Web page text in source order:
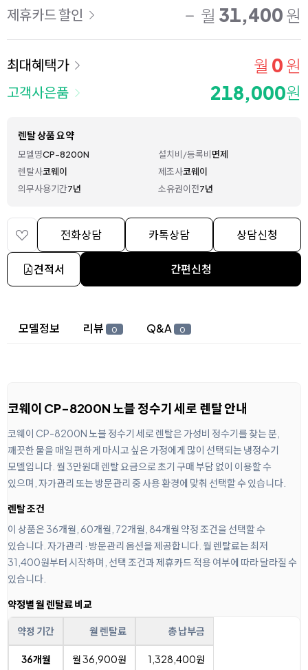
제휴카드 할인 월 31,400 원
최대혜택가 월 0 원
고객사은품 218,000원
렌탈 상품 요약
모델명CP-8200N 설치비/등록비면제
렌탈사코웨이 제조사코웨이
의무사용기간7년 소유권이전7년
전화상담 카톡상담 상담신청
견적서 간편신청
상세 정보
모델정보 리뷰 0 Q&A 0
코웨이 CP-8200N 노블 정수기 세로 렌탈 안내
코웨이 CP-8200N 노블 정수기 세로 렌탈은 가성비 정수기를 찾는 분,
깨끗한 물을 매일 편하게 마시고 싶은 가정에게 많이 선택되는 냉정수기
모델입니다. 월 3만원대 렌탈 요금으로 초기 구매 부담 없이 이용할 수
있으며, 자가관리 또는 방문관리 중 사용 환경에 맞춰 선택할 수 있습니다.
렌탈 조건
이 상품은 36개월, 60개월, 72개월, 84개월 약정 조건을 선택할 수
있습니다. 자가관리 · 방문관리 옵션을 제공합니다. 월 렌탈료는 최저
31,400원부터 시작하며, 선택 조건과 제휴카드 적용 여부에 따라 달라질 수
있습니다.
약정별 월 렌탈료 비교
약정 기간 월 렌탈료 총 납부금
36개월 월 36,900원 1,328,400원